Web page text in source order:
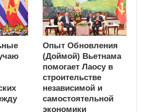
Опыт Обновления
(Доймой) Вьетнама
помогает Лаосу в
строительстве
независимой и
самостоятельной
экономики